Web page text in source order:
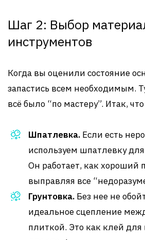
Шаг 2: Выбор
инструментов
Когда вы оценили состояние
запастись всем необходимым.
всё было “по мастеру”. Итак,
Шпатлевка. Если есть
используем шпатлевку
Он работает, как хороший
выправляя все
Грунтовка. Без нее не
идеальное сцепление
плиткой. Это как клей